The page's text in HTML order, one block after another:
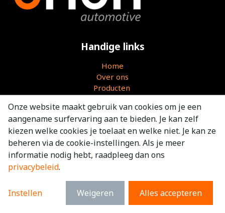
Handige links
Home
Over ons
Producten
Contact
Algemene voorwaarden
Over Orion
Orion Automotive B.V. biedt de mogelijkheid om onze
assortiment in onzewebshop
Onze website maakt gebruik van cookies om je een
aangename surfervaring aan te bieden. Je kan zelf
kiezen welke cookies je toelaat en welke niet. Je kan ze
beheren via de cookie-instellingen. Als je meer
informatie nodig hebt, raadpleeg dan ons
privacybeleid.
Instellen Weigeren Alles accepteren